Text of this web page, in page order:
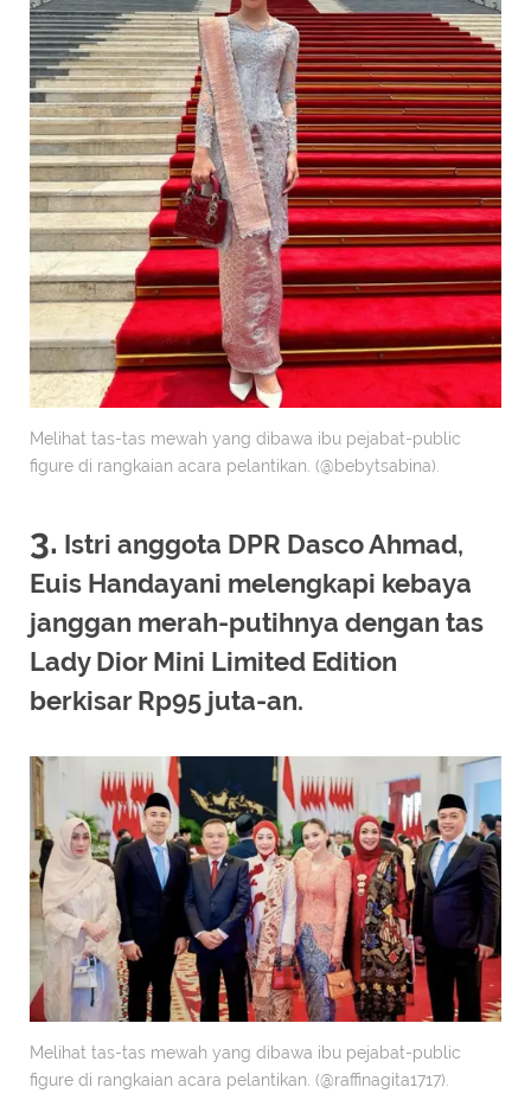
Melihat tas-tas mewah yang dibawa ibu pejabat-public
figure di rangkaian acara pelantikan. (@bebytsabina).
3. Istri anggota DPR Dasco Ahmad,
Euis Handayani melengkapi kebaya
janggan merah-putihnya dengan tas
Lady Dior Mini Limited Edition
berkisar Rp95 juta-an.
Melihat tas-tas mewah yang dibawa ibu pejabat-public
figure di rangkaian acara pelantikan. (@raffinagita1717).